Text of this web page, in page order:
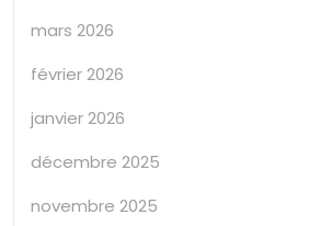
mars 2026
février 2026
janvier 2026
décembre 2025
novembre 2025